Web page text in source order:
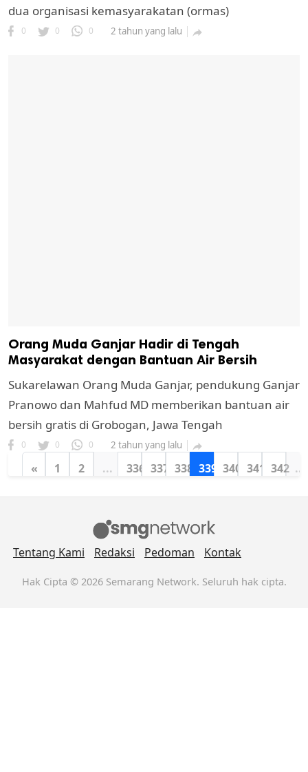
dua organisasi kemasyarakatan (ormas)
0 0 0 2 tahun yang lalu 
Orang Muda Ganjar Hadir di Tengah
Masyarakat dengan Bantuan Air Bersih
Sukarelawan Orang Muda Ganjar, pendukung Ganjar
Pranowo dan Mahfud MD memberikan bantuan air
bersih gratis di Grobogan, Jawa Tengah
0 0 0 2 tahun yang lalu 
« 1 2 ... 336 337 338 339 340 341 342 ...
Tentang Kami Redaksi Pedoman Kontak
Hak Cipta © 2026 Semarang Network. Seluruh hak cipta.